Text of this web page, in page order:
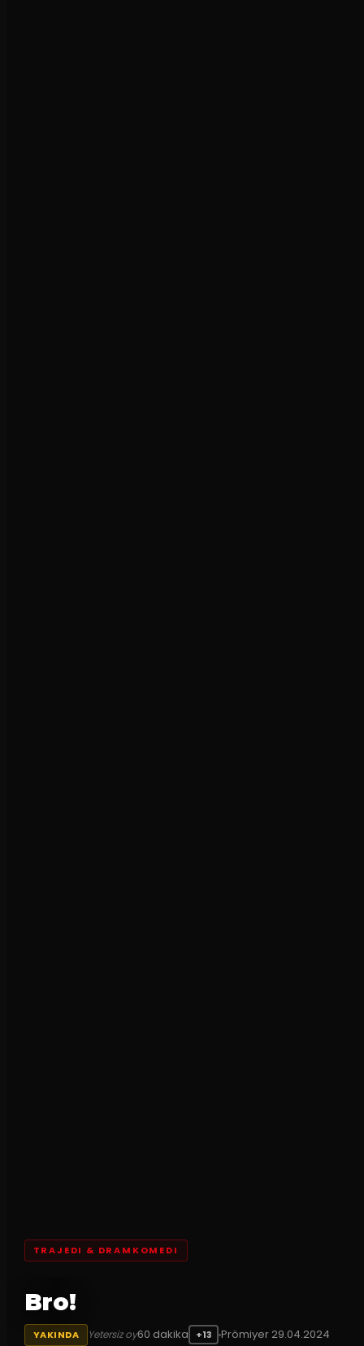
TRAJEDI & DRAMKOMEDI
Bro!
YAKINDA Yetersiz oy60 dakika +13 Prömiyer 29.04.2024